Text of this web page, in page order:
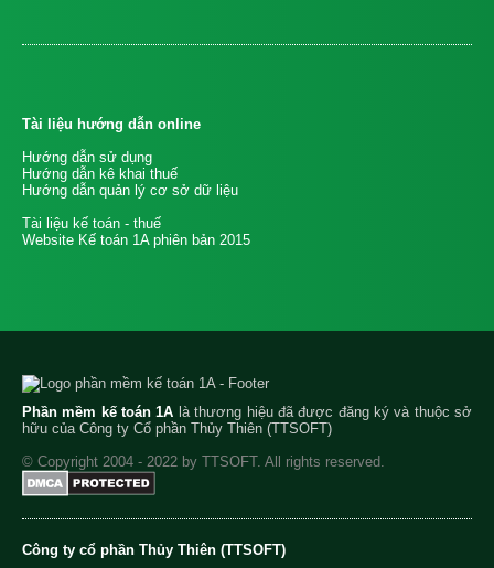
Tài liệu hướng dẫn online
Hướng dẫn sử dụng
Hướng dẫn kê khai thuế
Hướng dẫn quản lý cơ sở dữ liệu
Tài liệu kế toán - thuế
Website Kế toán 1A phiên bản 2015
Phần mềm kế toán 1A là thương hiệu đã được đăng ký và thuộc sở
hữu của Công ty Cổ phần Thủy Thiên (TTSOFT)
© Copyright 2004 - 2022 by TTSOFT. All rights reserved.
Công ty cổ phần Thủy Thiên (TTSOFT)